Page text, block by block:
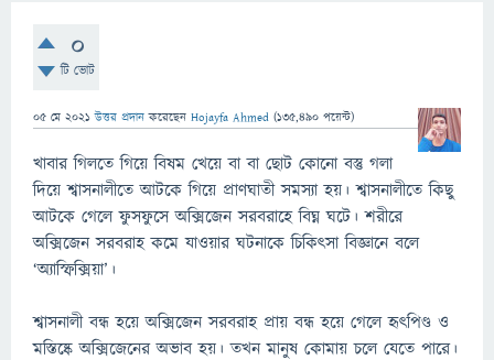
0
টি ভোট
05 মে 2021 উত্তর প্রদান করেছেন Hojayfa Ahmed (135,490 পয়েন্ট)
খাবার গিলতে গিয়ে বিষম খেয়ে বা বা ছোট কোনো বস্তু গলা
দিয়ে শ্বাসনালীতে আটকে গিয়ে প্রাণঘাতী সমস্যা হয়। শ্বাসনালীতে কিছু
আটকে গেলে ফুসফুসে অক্সিজেন সরবরাহে বিঘ্ন ঘটে। শরীরে
অক্সিজেন সরবরাহ কমে যাওয়ার ঘটনাকে চিকিৎসা বিজ্ঞানে বলে
‘অ্যাস্ফিক্সিয়া’।
শ্বাসনালী বন্ধ হয়ে অক্সিজেন সরবরাহ প্রায় বন্ধ হয়ে গেলে হৃৎপিণ্ড ও
মস্তিষ্কে অক্সিজেনের অভাব হয়। তখন মানুষ কোমায় চলে যেতে পারে।